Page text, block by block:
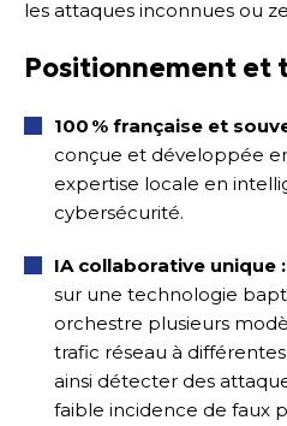
les attaques inconnues ou
Positionnement et
100 % française et
conçue et développée
expertise locale en
cybersécurité.
IA collaborative unique :
sur une technologie
orchestre plusieurs
trafic réseau à
ainsi détecter des
faible incidence de faux